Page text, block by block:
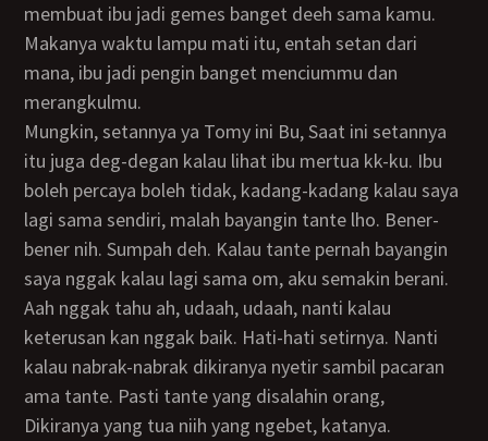
membuat ibu jadi gemes banget deeh sama kamu.
Makanya waktu lampu mati itu, entah setan dari
mana, ibu jadi pengin banget menciummu dan
merangkulmu.
Mungkin, setannya ya Tomy ini Bu, Saat ini setannya
itu juga deg-degan kalau lihat ibu mertua kk-ku. Ibu
boleh percaya boleh tidak, kadang-kadang kalau saya
lagi sama sendiri, malah bayangin tante lho. Bener-
bener nih. Sumpah deh. Kalau tante pernah bayangin
saya nggak kalau lagi sama om, aku semakin berani.
aah nggak tahu ah, udaah, udaah, nanti kalau
keterusan kan nggak baik. Hati-hati setirnya. Nanti
kalau nabrak-nabrak dikiranya nyetir sambil pacaran
ama tante. Pasti tante yang disalahin orang,
Dikiranya yang tua niih yang ngebet, katanya.